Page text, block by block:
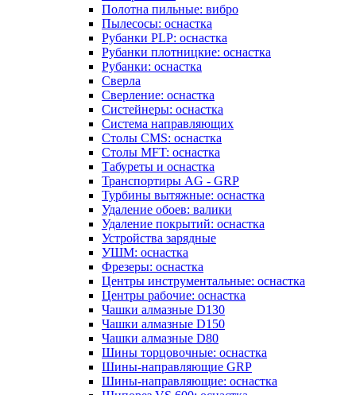
Полотна пильные: вибро
Пылесосы: оснастка
Рубанки PLP: оснастка
Рубанки плотницкие: оснастка
Рубанки: оснастка
Сверла
Сверление: оснастка
Систейнеры: оснастка
Система направляющих
Столы CMS: оснастка
Столы MFT: оснастка
Табуреты и оснастка
Транспортиры AG - GRP
Турбины вытяжные: оснастка
Удаление обоев: валики
Удаление покрытий: оснастка
Устройства зарядные
УШМ: оснастка
Фрезеры: оснастка
Центры инструментальные: оснастка
Центры рабочие: оснастка
Чашки алмазные D130
Чашки алмазные D150
Чашки алмазные D80
Шины торцовочные: оснастка
Шины-направляющие GRP
Шины-направляющие: оснастка